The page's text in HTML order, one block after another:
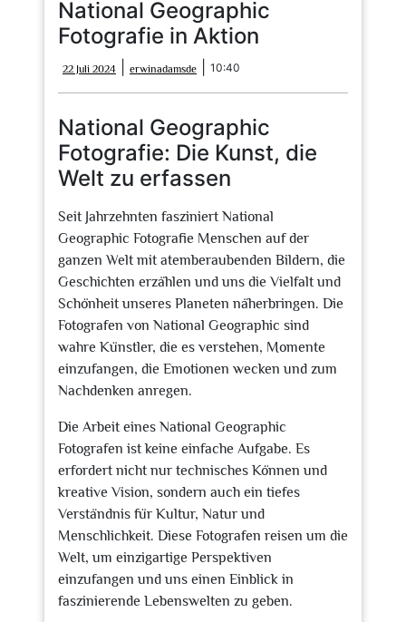
National Geographic
Fotografie in Aktion
22 Juli 2024
Juli
2024
erwinadamsde erwinadamsde
10:40
National Geographic
Fotografie: Die Kunst, die
Welt zu erfassen
Seit Jahrzehnten fasziniert National
Geographic Fotografie Menschen auf der
ganzen Welt mit atemberaubenden Bildern, die
Geschichten erzählen und uns die Vielfalt und
Schönheit unseres Planeten näherbringen. Die
Fotografen von National Geographic sind
wahre Künstler, die es verstehen, Momente
einzufangen, die Emotionen wecken und zum
Nachdenken anregen.
Die Arbeit eines National Geographic
Fotografen ist keine einfache Aufgabe. Es
erfordert nicht nur technisches Können und
kreative Vision, sondern auch ein tiefes
Verständnis für Kultur, Natur und
Menschlichkeit. Diese Fotografen reisen um die
Welt, um einzigartige Perspektiven
einzufangen und uns einen Einblick in
faszinierende Lebenswelten zu geben.